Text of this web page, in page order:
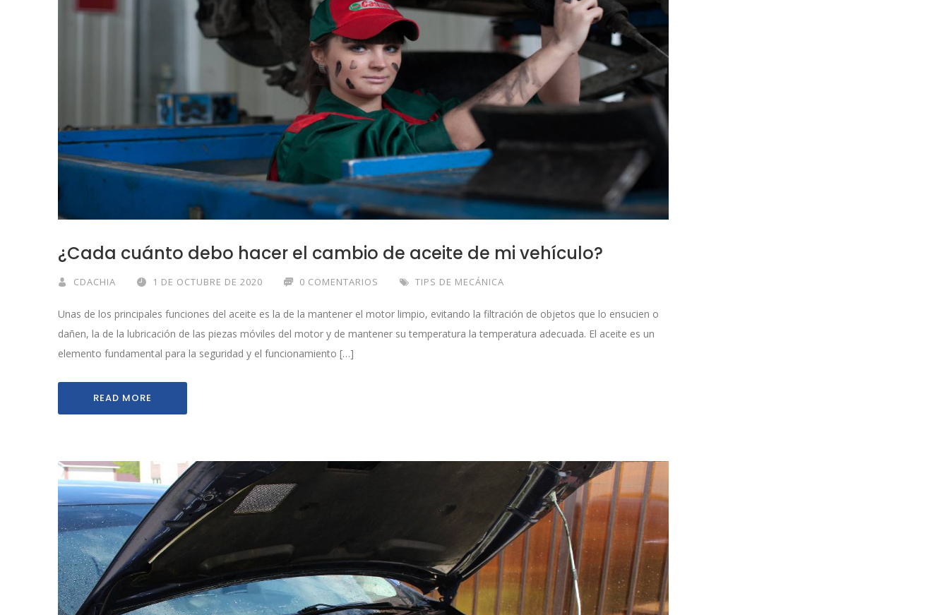
¿Cada cuánto debo hacer el cambio de aceite de mi vehículo?
CDACHIA 1 DE OCTUBRE DE 2020 0 COMENTARIOS TIPS DE MECÁNICA
Unas de los principales funciones del aceite es la de la mantener el motor limpio, evitando la filtración de objetos que lo ensucien o
dañen, la de la lubricación de las piezas móviles del motor y de mantener su temperatura la temperatura adecuada. El aceite es un
elemento fundamental para la seguridad y el funcionamiento […]
READ MORE